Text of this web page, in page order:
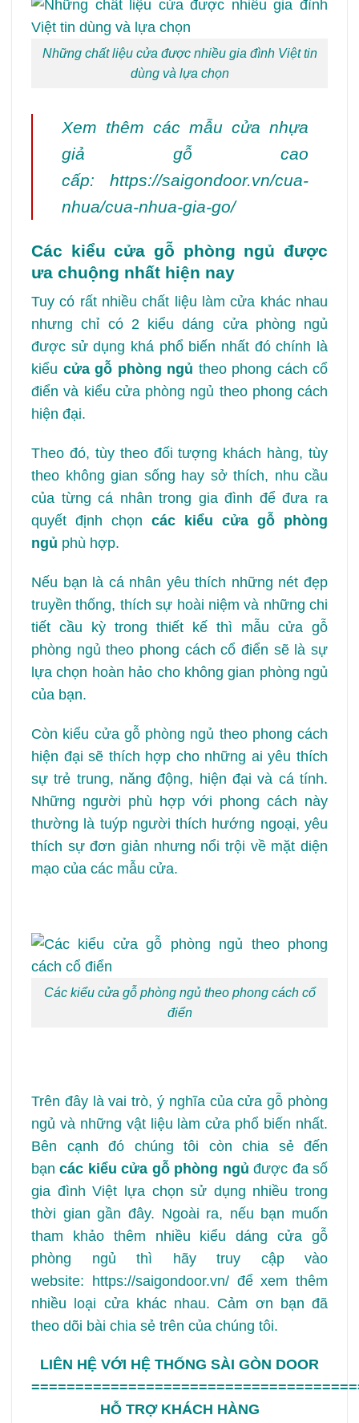
Những chất liệu cửa được nhiều gia đình Việt tin
dùng và lựa chọn
Xem thêm các mẫu cửa nhựa
giả gỗ cao
cấp: https://saigondoor.vn/cua-
nhua/cua-nhua-gia-go/
Các kiểu cửa gỗ phòng ngủ được
ưa chuộng nhất hiện nay
Tuy có rất nhiều chất liệu làm cửa khác nhau
nhưng chỉ có 2 kiểu dáng cửa phòng ngủ
được sử dụng khá phổ biến nhất đó chính là
kiểu cửa gỗ phòng ngủ theo phong cách cổ
điển và kiểu cửa phòng ngủ theo phong cách
hiện đại.
Theo đó, tùy theo đối tượng khách hàng, tùy
theo không gian sống hay sở thích, nhu cầu
của từng cá nhân trong gia đình để đưa ra
quyết định chọn các kiểu cửa gỗ phòng
ngủ phù hợp.
Nếu bạn là cá nhân yêu thích những nét đẹp
truyền thống, thích sự hoài niệm và những chi
tiết cầu kỳ trong thiết kế thì mẫu cửa gỗ
phòng ngủ theo phong cách cổ điển sẽ là sự
lựa chọn hoàn hảo cho không gian phòng ngủ
của bạn.
Còn kiểu cửa gỗ phòng ngủ theo phong cách
hiện đại sẽ thích hợp cho những ai yêu thích
sự trẻ trung, năng động, hiện đại và cá tính.
Những người phù hợp với phong cách này
thường là tuýp người thích hướng ngoại, yêu
thích sự đơn giản nhưng nổi trội về mặt diện
mạo của các mẫu cửa.
Các kiểu cửa gỗ phòng ngủ theo phong cách cổ
điển
Trên đây là vai trò, ý nghĩa của cửa gỗ phòng
ngủ và những vật liệu làm cửa phổ biến nhất.
Bên cạnh đó chúng tôi còn chia sẻ đến
bạncác kiểu cửa gỗ phòng ngủ được đa số
gia đình Việt lựa chọn sử dụng nhiều trong
thời gian gần đây. Ngoài ra, nếu bạn muốn
tham khảo thêm nhiều kiểu dáng cửa gỗ
phòng ngủ thì hãy truy cập vào
website: https://saigondoor.vn/để xem thêm
nhiều loại cửa khác nhau. Cảm ơn bạn đã
theo dõi bài chia sẻ trên của chúng tôi.
LIÊN HỆ VỚI HỆ THỐNG SÀI GÒN DOOR
HỖ TRỢ KHÁCH HÀNG